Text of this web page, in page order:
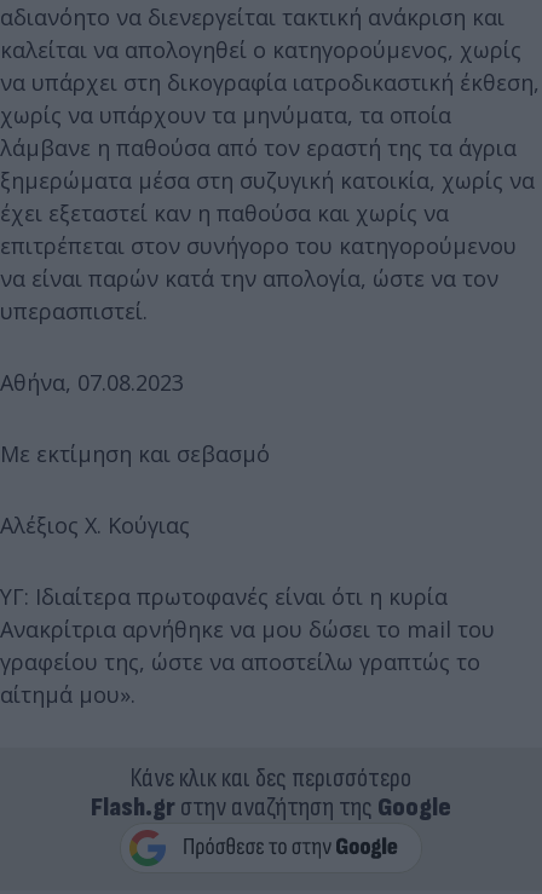
αδιανόητο να διενεργείται τακτική ανάκριση και
καλείται να απολογηθεί ο κατηγορούμενος, χωρίς
να υπάρχει στη δικογραφία ιατροδικαστική έκθεση,
χωρίς να υπάρχουν τα μηνύματα, τα οποία
λάμβανε η παθούσα από τον εραστή της τα άγρια
ξημερώματα μέσα στη συζυγική κατοικία, χωρίς να
έχει εξεταστεί καν η παθούσα και χωρίς να
επιτρέπεται στον συνήγορο του κατηγορούμενου
να είναι παρών κατά την απολογία, ώστε να τον
υπερασπιστεί.
Αθήνα, 07.08.2023
Με εκτίμηση και σεβασμό
Αλέξιος Χ. Κούγιας
ΥΓ: Ιδιαίτερα πρωτοφανές είναι ότι η κυρία
Ανακρίτρια αρνήθηκε να μου δώσει το mail του
γραφείου της, ώστε να αποστείλω γραπτώς το
αίτημά μου».
Κάνε κλικ και δες περισσότερο
Flash.grστην αναζήτηση της Google